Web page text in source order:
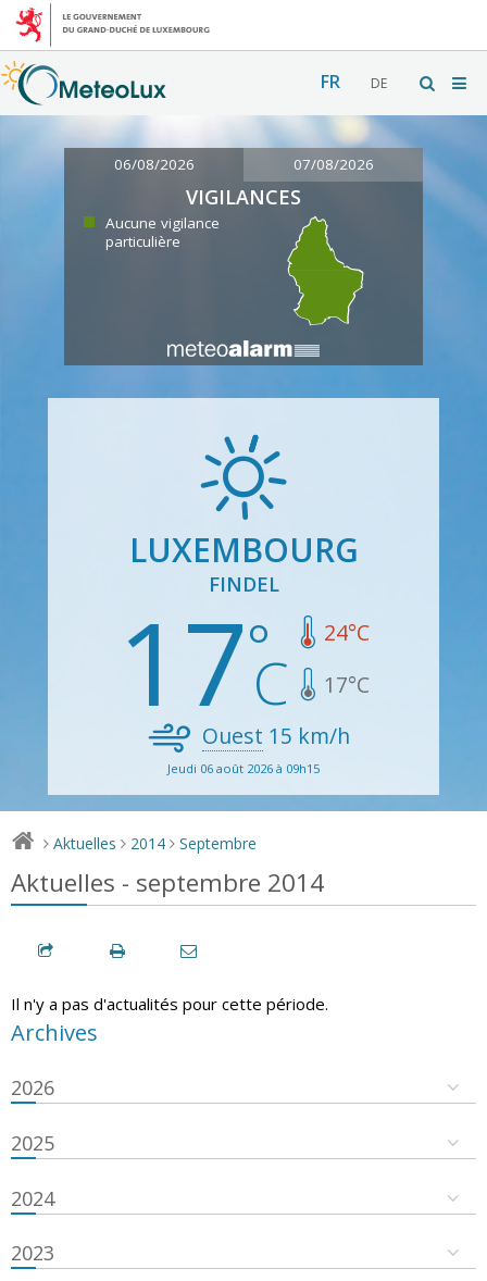
FR DE
06/08/2026 07/08/2026
VIGILANCES
Aucune vigilance
particulière
LUXEMBOURG
FINDEL
17 24°C
17°C
Ouest 15 km/h
Jeudi 06 août 2026 à 09h15
> Aktuelles > 2014 > Septembre
Aktuelles - septembre 2014
Il n'y a pas d'actualités pour cette période.
Archives
2026
2025
2024
2023